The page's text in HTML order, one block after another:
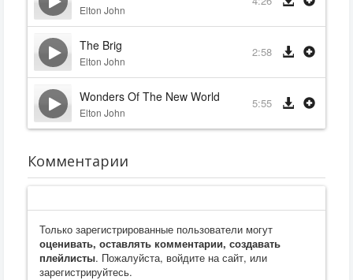
Elton John
The Brig
Elton John
2:58
Wonders Of The New World
Elton John
5:55
Комментарии
Только зарегистрированные пользователи могут
оценивать, оставлять комментарии, создавать
плейлисты. Пожалуйста, войдите на сайт, или
зарегистрируйтесь.